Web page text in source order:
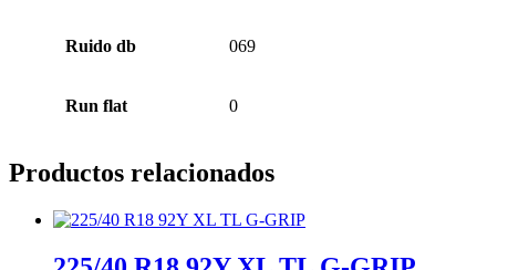
Ruido db 069
Run flat 0
Productos relacionados